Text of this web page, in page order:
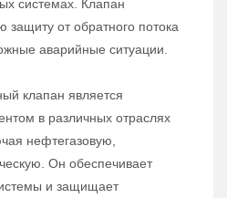
системах. Клапан
защиту от обратного потока
аварийные ситуации.
клапан является
в различных отраслях
нефтегазовую,
Он обеспечивает
и защищает